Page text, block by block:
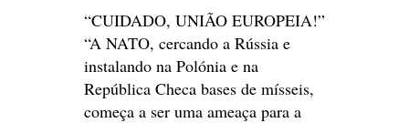
“CUIDADO, UNIÃO EUROPEIA!”
“A NATO, cercando a Rússia e
instalando na Polónia e na
República Checa bases de mísseis,
começa a ser uma ameaça para a